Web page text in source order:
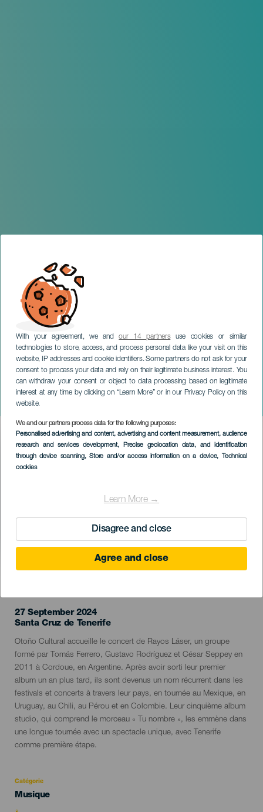
With your agreement, we andour 14 partnersuse cookies or similar
technologies to store, access, and process personal data like your visit on this
website, IP addresses and cookie identifiers. Some partners do not ask for your
consent to process your data and rely on their legitimate business interest. You
can withdraw your consent or object to data processing based on legitimate
interest at any time by clicking on “Learn More” or in our Privacy Policy on this
website.
We and our partners process data for the following purposes:
Personalised advertising and content, advertising and content measurement, audience
research and services development, Precise geolocation data, and identification
through device scanning, Store and/or access information on a device, Technical
cookies
Learn More →
Disagree and close
Agree and close
Rayos Laser en concert
TENERIFE
Imagen
Listado
27 September 2024
Localidad
Santa Cruz de Tenerife
Descripción
del
evento
Otoño Cultural accueille le concert de Rayos Láser, un groupe
formé par Tomás Ferrero, Gustavo Rodríguez et César Seppey en
2011 à Cordoue, en Argentine. Après avoir sorti leur premier
album un an plus tard, ils sont devenus un nom récurrent dans les
festivals et concerts à travers leur pays, en tournée au Mexique, en
Uruguay, au Chili, au Pérou et en Colombie. Leur cinquième album
studio, qui comprend le morceau « Tu nombre », les emmène dans
une longue tournée avec un spectacle unique, avec Tenerife
comme première étape.
Catégorie
Categoría
Musique